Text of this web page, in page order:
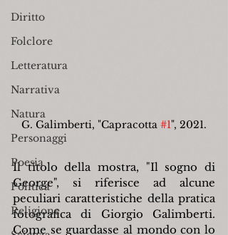
Diritto
Folclore
Letteratura
Narrativa
Natura
Personaggi
Poesia
Politica
Religione
G. Galimberti, "Capracotta #1", 2021.
Il titolo della mostra, "Il sogno di
George", si riferisce ad alcune
peculiari caratteristiche della pratica
fotografica di Giorgio Galimberti.
Come se guardasse al mondo con lo